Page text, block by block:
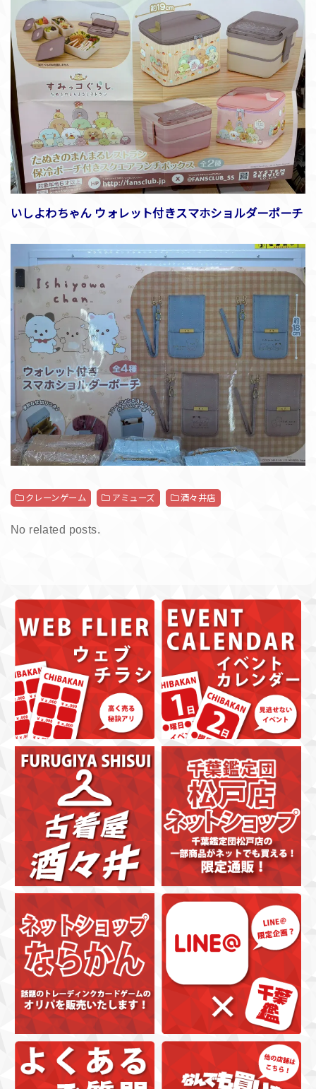
いしよわちゃん ウォレット付きスマホショルダーポーチ
クレーンゲーム アミューズ 酒々井店
No related posts.